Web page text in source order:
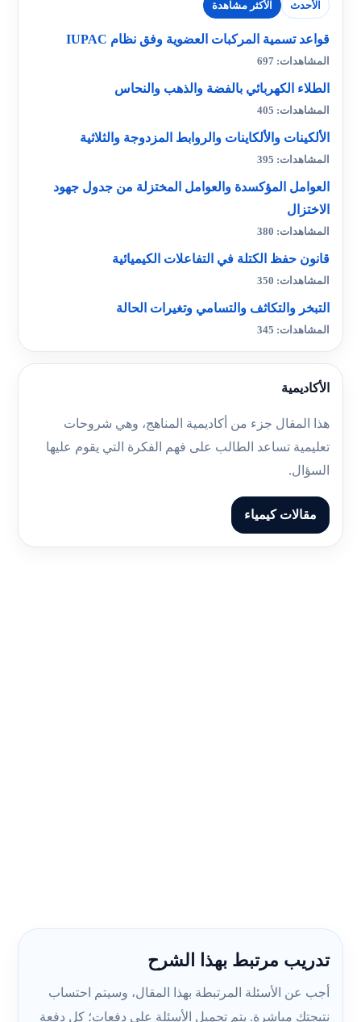
الأحدث الأكثر مشاهدة
قواعد تسمية المركبات العضوية وفق نظام IUPAC
المشاهدات: 697
الطلاء الكهربائي بالفضة والذهب والنحاس
المشاهدات: 405
الألكينات والألكاينات والروابط المزدوجة والثلاثية
المشاهدات: 395
العوامل المؤكسدة والعوامل المختزلة من جدول جهود
الاختزال
المشاهدات: 380
قانون حفظ الكتلة في التفاعلات الكيميائية
المشاهدات: 350
التبخر والتكاثف والتسامي وتغيرات الحالة
المشاهدات: 345
الأكاديمية
هذا المقال جزء من أكاديمية المناهج، وهي شروحات
تعليمية تساعد الطالب على فهم الفكرة التي يقوم عليها
السؤال.
مقالات كيمياء
تدريب مرتبط بهذا الشرح
أجب عن الأسئلة المرتبطة بهذا المقال، وسيتم احتساب
نتيجتك مباشرة. يتم تحميل الأسئلة على دفعات؛ كل دفعة